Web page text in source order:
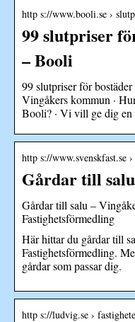
http s://www.booli.se ›
99 slutpriser
– Booli
99 slutpriser för
Vingåkers kommun ·
Booli? · Vi vill ge dig en
http s://www.svenskfast.se
Gårdar till
Gårdar till salu –
Fastighetsförmedling
Här hittar du gårdar till
Fastighetsförmedling.
gårdar som passar dig.
http s://ludvig.se ›